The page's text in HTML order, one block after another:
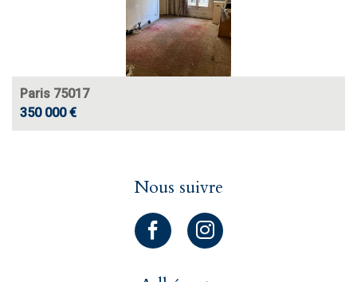
Paris 75017
350 000 €
Nous suivre